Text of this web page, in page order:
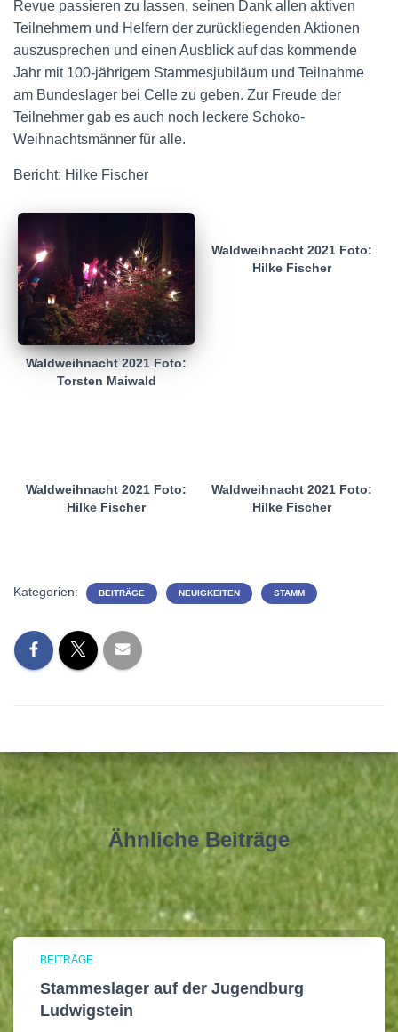
Revue passieren zu lassen, seinen Dank allen aktiven
Teilnehmern und Helfern der zurückliegenden Aktionen
auszusprechen und einen Ausblick auf das kommende
Jahr mit 100-jährigem Stammesjubiläum und Teilnahme
am Bundeslager bei Celle zu geben. Zur Freude der
Teilnehmer gab es auch noch leckere Schoko-
Weihnachtsmänner für alle.
Bericht: Hilke Fischer
Waldweihnacht 2021 Foto:
Torsten Maiwald
Waldweihnacht 2021 Foto:
Hilke Fischer
Waldweihnacht 2021 Foto:
Hilke Fischer
Waldweihnacht 2021 Foto:
Hilke Fischer
Kategorien: BEITRÄGE NEUIGKEITEN STAMM
Ähnliche Beiträge
BEITRÄGE
Stammeslager auf der Jugendburg
Ludwigstein